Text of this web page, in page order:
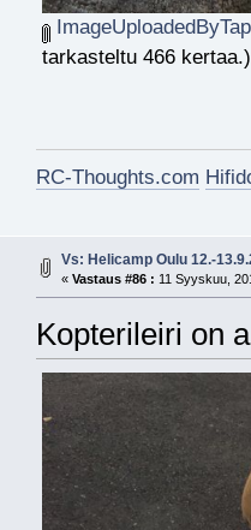
tarkasteltu 466 kertaa.)
RC-Thoughts.com
Vs: Helicamp Oulu 12.-
« Vastaus #86 : 11 Syyskuu,
Kopterileiri on